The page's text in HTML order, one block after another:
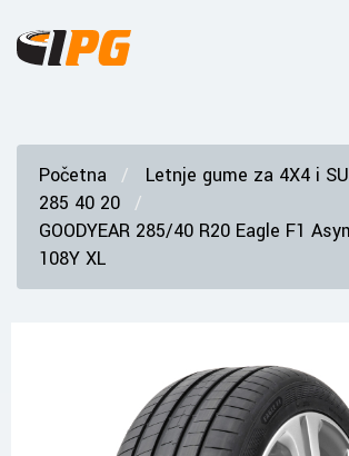
Početna
Letnje gume za 4X4 i
285 40 20
GOODYEAR 285/40 R20 Eagle F1
108Y XL